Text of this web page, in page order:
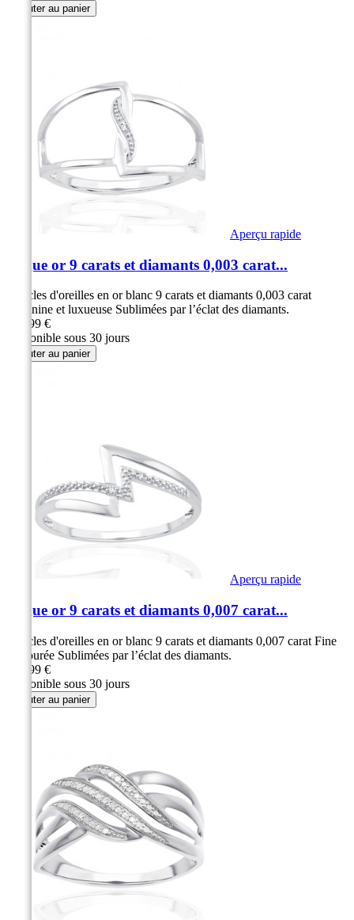
Ajouter au panier
Aperçu rapide
Bague or 9 carats et diamants 0,003 carat...
Boucles d'oreilles en or blanc 9 carats et diamants 0,003 carat
Féminine et luxueuse Sublimées par l’éclat des diamants.
289,99 €
Disponible sous 30 jours
Ajouter au panier
Aperçu rapide
Bague or 9 carats et diamants 0,007 carat...
Boucles d'oreilles en or blanc 9 carats et diamants 0,007 carat Fine
et ajourée Sublimées par l’éclat des diamants.
289,99 €
Disponible sous 30 jours
Ajouter au panier